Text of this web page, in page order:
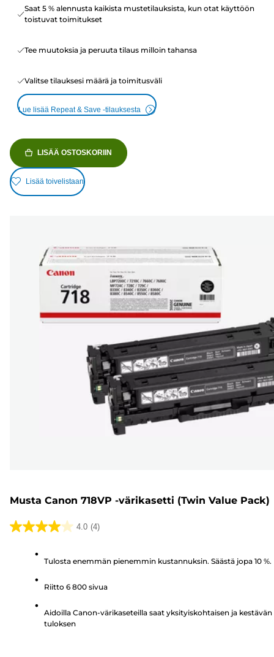
Saat 5 % alennusta kaikista mustetilauksista, kun otat käyttöön
toistuvat toimitukset
Tee muutoksia ja peruuta tilaus milloin tahansa
Valitse tilauksesi määrä ja toimitusväli
Lue lisää Repeat & Save -tilauksesta
LISÄÄ OSTOSKORIIN
Lisää toivelistaan
Musta Canon 718VP -värikasetti (Twin Value Pack)
4.0 (4)
4.0/5
arvostelua
Tulosta enemmän pienemmin kustannuksin. Säästä jopa 10 %.
Riitto 6 800 sivua
Aidoilla Canon-värikaseteilla saat yksityiskohtaisen ja kestävän
tuloksen